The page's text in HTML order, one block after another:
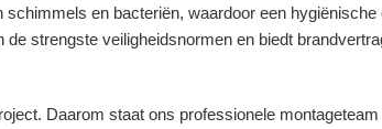
en bacteriën, waardoor een
de strengste veiligheidsnormen en biedt
Daarom staat ons professionele